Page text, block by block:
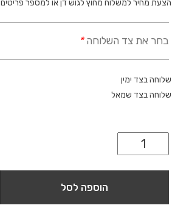
הצעת מחיר למשלוח מחוץ לגוש דן או למספר פריטים
בחר את צד השלוחה*
שלוחה בצד ימין
שלוחה בצד שמאל
הוספה לסל